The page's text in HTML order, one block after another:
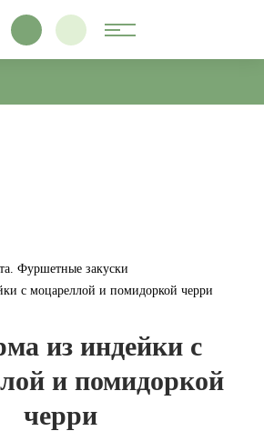
Фуршетные закуски
с моцареллой и помидоркой черри
из индейки с
и помидоркой
черри